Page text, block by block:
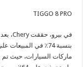
TIGGO 8 PRO
بنسبة 74٪ في